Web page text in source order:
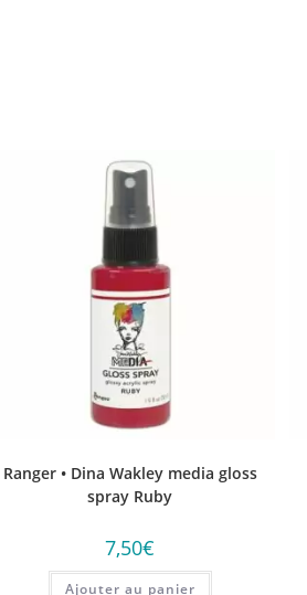
Ranger • Dina Wakley media gloss
spray Ruby
7,50€
Ajouter au panier